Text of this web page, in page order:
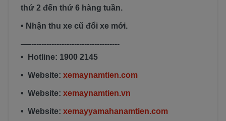
thứ 2 đến thứ 6 hàng tuần.
• Nhận thu xe cũ đổi xe mới.
—------------------------------------
• Hotline: 1900 2145
• Website: xemaynamtien.com
• Website: xemaynamtien.vn
• Website: xemayyamahanamtien.com